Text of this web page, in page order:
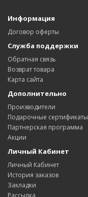
Информация
Договор оферты
Служба поддержки
Обратная связь
Возврат товара
Карта сайта
Дополнительно
Производители
Подарочные сертификаты
Партнерская программа
Акции
Личный Кабинет
Личный Кабинет
История заказов
Закладки
Рассылка